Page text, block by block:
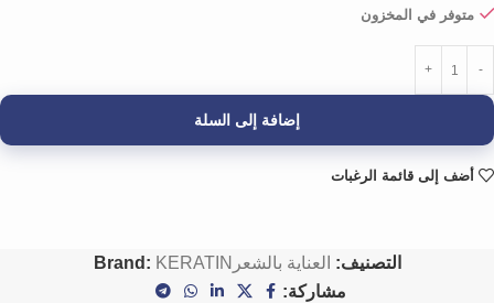
متوفر في المخزون
إضافة إلى السلة
أضف إلى قائمة الرغبات
التصنيف: العناية بالشعر Brand: KERATIN
مشاركة: